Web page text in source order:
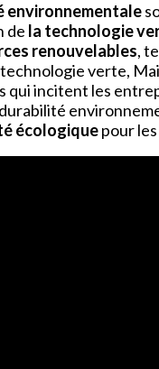
environnementale
de la technologie
renouvelables,
verte,
qui incitent les
écologiquepour